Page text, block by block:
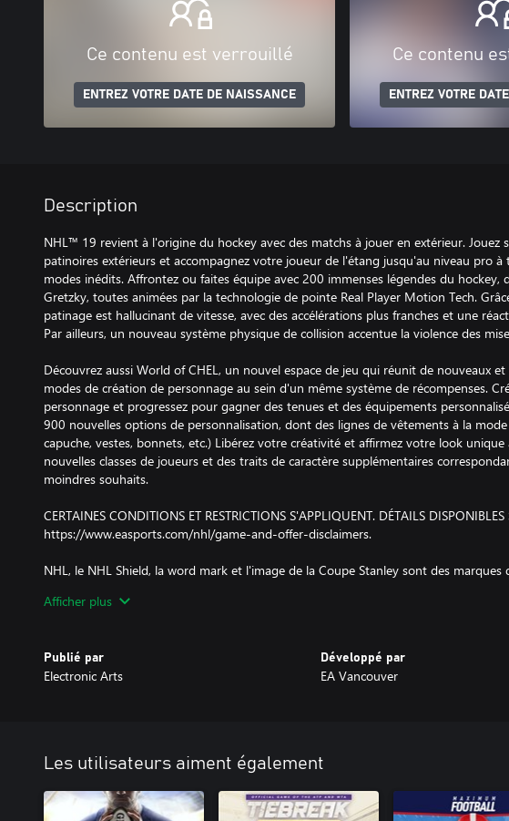
Ce contenu est verrouillé
ENTREZ VOTRE DATE DE NAISSANCE
Ce contenu
ENTREZ VOTRE
Description
NHL™ 19 revient à l'origine du hockey avec des matchs à jouer en extérieur. Jouez
patinoires extérieurs et accompagnez votre joueur de l'étang jusqu'au niveau pro à
modes inédits. Affrontez ou faites équipe avec 200 immenses légendes du hockey,
Gretzky, toutes animées par la technologie de pointe Real Player Motion Tech.
patinage est hallucinant de vitesse, avec des accélérations plus franches et une
Par ailleurs, un nouveau système physique de collision accentue la violence des
Découvrez aussi World of CHEL, un nouvel espace de jeu qui réunit de nouveaux et
modes de création de personnage au sein d'un même système de récompenses.
personnage et progressez pour gagner des tenues et des équipements
900 nouvelles options de personnalisation, dont des lignes de vêtements à la mode
capuche, vestes, bonnets, etc.) Libérez votre créativité et affirmez votre look unique
nouvelles classes de joueurs et des traits de caractère supplémentaires
moindres souhaits.
CERTAINES CONDITIONS ET RESTRICTIONS S'APPLIQUENT. DÉTAILS DISPONIBLES
https://www.easports.com/nhl/game-and-offer-disclaimers.
NHL, le NHL Shield, la word mark et l'image de la Coupe Stanley sont des marques
ses différentes équipes. © NHL 2018. Tous droits réservés. Produit sous licence
Afficher plus
Publié par
Electronic Arts
Développé par
EA Vancouver
Les utilisateurs aiment également